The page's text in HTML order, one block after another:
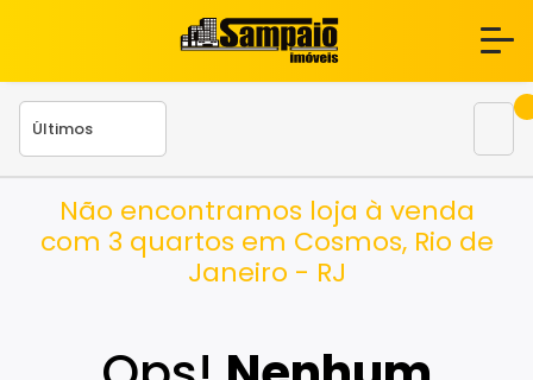
Não encontramos loja à venda
com 3 quartos em Cosmos, Rio de
Janeiro - RJ